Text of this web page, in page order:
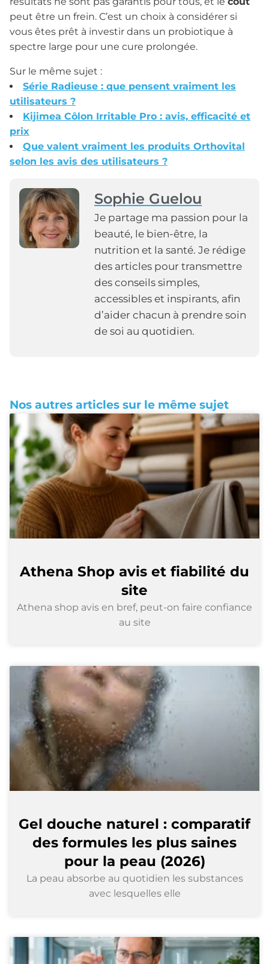
peut être un frein. C’est un choix à considérer si
vous êtes prêt à investir dans un probiotique à
spectre large pour une cure prolongée.
Sur le même sujet :
Série Radieuse : que pensent vraiment les
utilisateurs ?
Kijimea Côlon Irritable Pro : avis, efficacité et
prix
Que valent vraiment les produits Orthovital
selon les avis des utilisateurs ?
Sophie Guelou
Je partage ma passion pour la
beauté, le bien-être, la
nutrition et la santé. Je rédige
des articles pour transmettre
des conseils simples,
accessibles et inspirants, afin
d’aider chacun à prendre soin
de soi au quotidien.
Nos autres articles sur le même sujet
Athena Shop avis et fiabilité du
site
Athena shop avis en bref, peut-on faire confiance
au site
Gel douche naturel : comparatif
des formules les plus saines
pour la peau (2026)
La peau absorbe au quotidien les substances
avec lesquelles elle